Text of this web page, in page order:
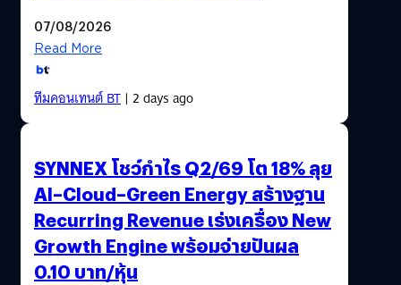
07/08/2026
Read More
ทีมคอนเทนต์ BT| 2 days ago
SYNNEX โชว์กำไร Q2/69 โต 18% ลุย
AI–Cloud–Green Energy สร้างฐาน
Recurring Revenue เร่งเครื่อง New
Growth Engine พร้อมจ่ายปันผล
0.10 บาท/หุ้น